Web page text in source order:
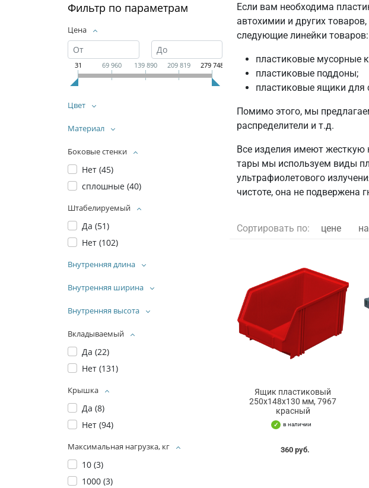
Фильтр по параметрам
Цена
31 69 960 139 890 209 819 279 748
Цвет
Материал
Боковые стенки
Нет (45)
сплошные (40)
Штабелируемый
Да (51)
Нет (102)
Внутренняя длина
Внутренняя ширина
Внутренняя высота
Вкладываемый
Да (22)
Нет (131)
Крышка
Да (8)
Нет (94)
Максимальная нагрузка, кг
10 (3)
1000 (3)
Если вам необходима
автохимии и других
следующие линейки товаров:
пластиковые мусорные
пластиковые поддоны;
пластиковые ящики для
Помимо этого, мы
распределители и т.д.
Все изделия имеют жесткую
тары мы используем виды
ультрафиолетового
чистоте, она не подвержена
Сортировать по: цене
Ящик пластиковый
250х148х130 мм, 7967
красный
в наличии
360 руб.